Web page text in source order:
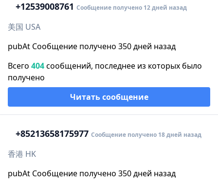
+12539008761 Сообщение получено 12 дней назад
美国 USA
pubAt Сообщение получено 350 дней назад
Всего 404сообщений, последнее из которых было
получено
Читать сообщение
+85213658175977 Сообщение получено 18 дней назад
香港 HK
pubAt Сообщение получено 350 дней назад